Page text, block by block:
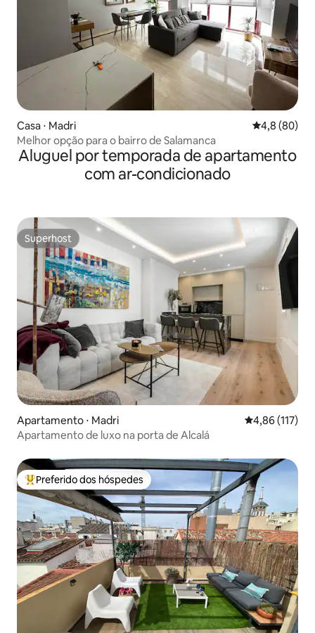
Casa ⋅ Madri 4,8 de uma
4,8 (80)
Melhor opção para o bairro de Salamanca
Aluguel por temporada de apartamento
com ar-condicionado
Superhost
Superhost
Apartamento ⋅ Madri 4,86 de uma
4,86 (117)
Apartamento de luxo na porta de Alcalá
Entre os melhores preferidos dos hóspedes
Preferido dos hóspedes